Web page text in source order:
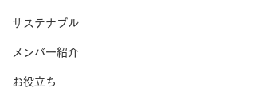
サステナブル
メンバー紹介
お役立ち